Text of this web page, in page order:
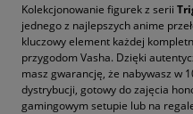
Kolekcjonowanie figurek z serii
jednego z najlepszych anime
kluczowy element każdej
przygodom Vasha. Dzięki
masz gwarancję, że nabywasz w
dystrybucji, gotowy do zajęcia
gamingowym setupie lub na